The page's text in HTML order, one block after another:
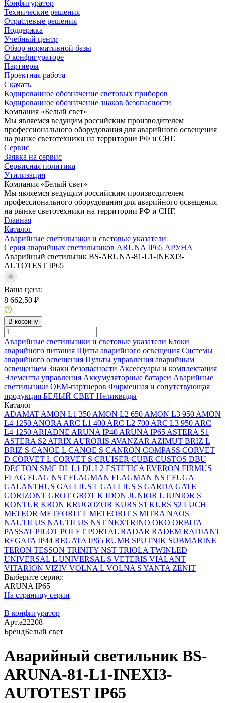
Конфигуратор
Технические решения
Отраслевые решения
Поддержка
Учебный центр
Обзор нормативной базы
О конфигураторе
Партнеры
Проектная работа
Скачать
Кодированное обозначение световых приборов
Кодированное обозначение знаков безопасности
Компания «Белый свет»
Мы являемся ведущим российским производителем
профессионального оборудования для аварийного освещения
на рынке светотехники на территории РФ и СНГ.
Сервис
Заявка на сервис
Сервисная политика
Утилизация
Компания «Белый свет»
Мы являемся ведущим российским производителем
профессионального оборудования для аварийного освещения
на рынке светотехники на территории РФ и СНГ.
Главная
Каталог
Аварийные светильники и световые указатели
Серия аварийных светильников ARUNA IP65 АРУНА
Аварийный светильник BS-ARUNA-81-L1-INEXI3-
AUTOTEST IP65
Ваша цена:
8 662,50 ₽
В корзину
Аварийные светильники и световые указатели Блоки
аварийного питания Щиты аварийного освещения Системы
аварийного освещения Пульты управления аварийным
освещением Знаки безопасности Аксессуары и комплектация
Элементы управления Аккумуляторные батареи Аварийные
светильники ОЕМ-партнеров Фирменная и сопутствующая
продукция БЕЛЫЙ СВЕТ Неликвиды
Каталог
ADAMAT AMON L1 350 AMON L2 650 AMON L3 950 AMON
L4 1250 ANORA ARC L1 400 ARC L2 700 ARC L3 950 ARC
L4 1250 ARIADNE ARUNA IP40 ARUNA IP65 ASTERA S1
ASTERA S2 ATRIX AURORIS AVANZAR AZIMUT BRIZ L
BRIZ S CANOE L CANOE S CANRON COMPASS CORVET
D CORVET L CORVET S CRUISER CUBE CUSTOS DBU
DECTON SMC DL L1 DL L2 ESTETICA EVERON FIRMUS
FLAG FLAG NST FLAGMAN FLAGMAN NST FUGA
GALANTHUS GALLIUS L GALLIUS S GARDA GATE
GORIZONT GROT GROT K IDON JUNIOR L JUNIOR S
KONTUR KRON KRUGOZOR KURS S1 KURS S2 LUCH
METEOR METEORIT L METEORIT S MITRA NAOS
NAUTILUS NAUTILUS NST NEXTRINO OKO ORBITA
PASSAT PILOT POLET PORTAL RADAR RADEM RADIANT
REGATA IP44 REGATA IP65 RUMB SPUTNIK SUBMARINE
TERON TESSON TRINITY NST TRIOLA TWINLED
UNIVERSAL L UNIVERSAL S VETERIS VIALANT
VITARION VIZIV VOLNA L VOLNA S YANTA ZENIT
Выберите серию:
ARUNA IP65
На страницу серии
|
В конфигуратор
Арт.a22208
БрендБелый свет
Аварийный светильник BS-
ARUNA-81-L1-INEXI3-
AUTOTEST IP65